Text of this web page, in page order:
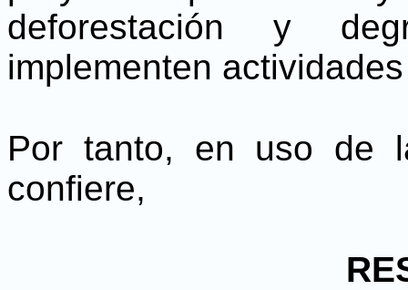
deforestación y
implementen
Por tanto, en uso de
confiere,